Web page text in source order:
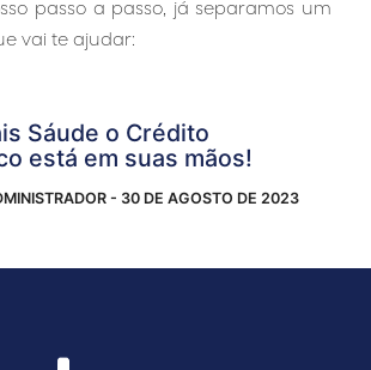
passo a passo, já separamos um
vai te ajudar:
Sáude o Crédito
está em suas mãos!
- 30 DE AGOSTO DE 2023